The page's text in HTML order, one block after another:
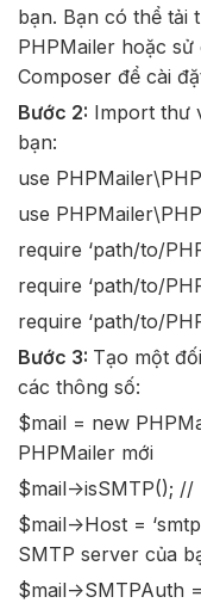
bạn. Bạn có thể tải
PHPMailer hoặc
Composer để cài
Bước 2: Import thư
bạn:
use
use
require ‘path/to/
require ‘path/to/
require ‘path/to/
Bước 3: Tạo một
các thông số:
$mail = new
PHPMailer mới
$mail->isSMTP(); //
$mail->Host =
SMTP server của
$mail->SMTPAuth